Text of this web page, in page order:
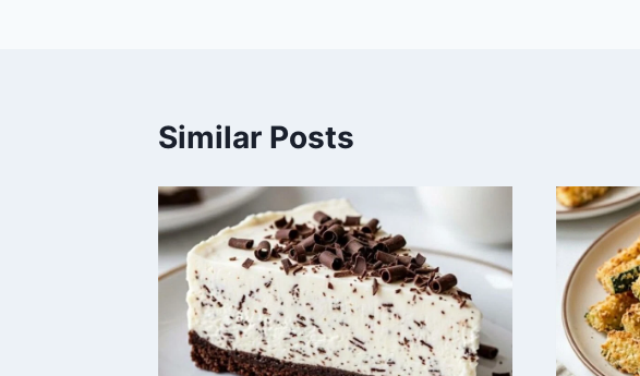
Similar Posts